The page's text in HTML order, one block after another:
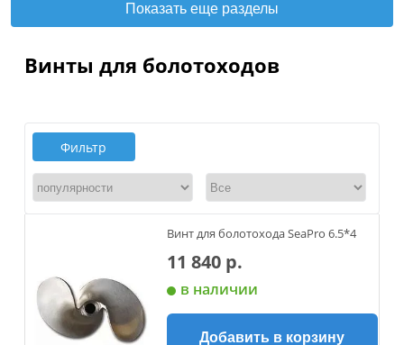
Показать еще разделы
Винты для болотоходов
Фильтр
Винт для болотохода SeaPro 6.5*4
11 840 р.
в наличии
Добавить в корзину